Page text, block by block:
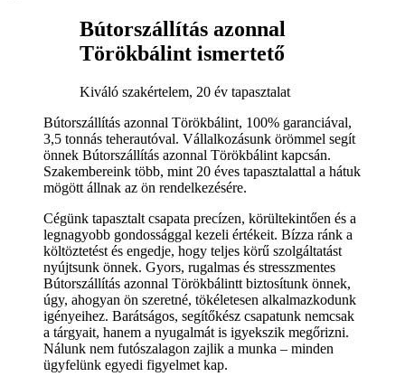
Bútorszállítás azonnal
Törökbálint ismertető
Kiváló szakértelem, 20 év tapasztalat
Bútorszállítás azonnal Törökbálint, 100% garanciával,
3,5 tonnás teherautóval. Vállalkozásunk örömmel segít
önnek Bútorszállítás azonnal Törökbálint kapcsán.
Szakembereink több, mint 20 éves tapasztalattal a hátuk
mögött állnak az ön rendelkezésére.
Cégünk tapasztalt csapata precízen, körültekintően és a
legnagyobb gondossággal kezeli értékeit. Bízza ránk a
költöztetést és engedje, hogy teljes körű szolgáltatást
nyújtsunk önnek. Gyors, rugalmas és stresszmentes
Bútorszállítás azonnal Törökbálintt biztosítunk önnek,
úgy, ahogyan ön szeretné, tökéletesen alkalmazkodunk
igényeihez. Barátságos, segítőkész csapatunk nemcsak
a tárgyait, hanem a nyugalmát is igyekszik megőrizni.
Nálunk nem futószalagon zajlik a munka – minden
ügyfelünk egyedi figyelmet kap.